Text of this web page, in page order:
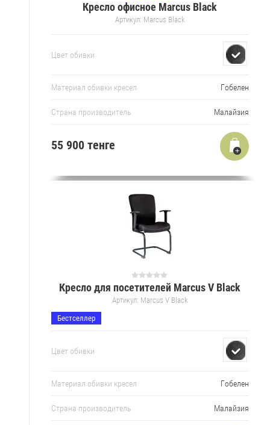
Кресло офисное Marcus Black
Артикул: Marcus Black
Цвет обивки
Материал обивки кресел Гобелен
Страна производитель Малайзия
55 900 тенге
Кресло для посетителей Marcus V Black
Артикул: Marcus V Black
Бестселлер
Цвет обивки
Материал обивки кресел Гобелен
Страна производитель Малайзия